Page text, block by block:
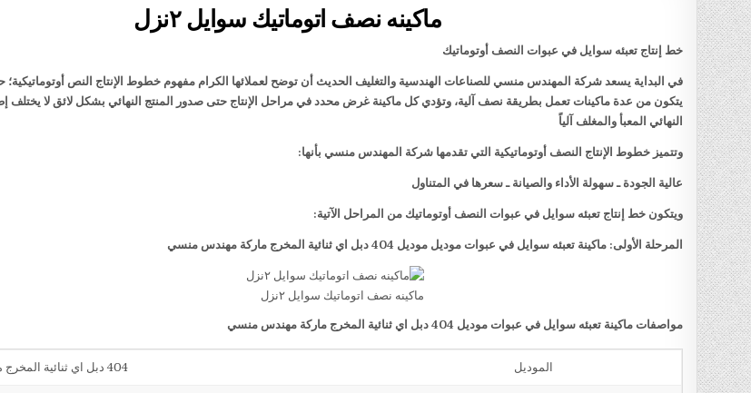
ماكينه نصف اتوماتيك سوايل ٢نزل
خط إنتاج تعبئه سوايل في عبوات النصف أوتوماتيك
في البداية يسعد شركة المهندس منسي للصناعات الهندسية والتغليف الحديث أن توضح لعملائها الكرام مفهوم خطوط الإنتاج النص أوتوماتيكية؛
يتكون من عدة ماكينات تعمل بطريقة نصف آلية، وتؤدي كل ماكينة غرض محدد في مراحل الإنتاج حتى صدور المنتج النهائي بشكل لائق لا يختلف
النهائي المعبأ والمغلف آلياً
وتتميز خطوط الإنتاج النصف أوتوماتيكية التي تقدمها شركة المهندس منسي بأنها:
عالية الجودة ـ سهولة الأداء والصيانة ـ سعرها في المتناول
ويتكون خط إنتاج تعبئه سوايل في عبوات النصف أوتوماتيك من المراحل الآتية:
المرحلة الأولى: ماكينة تعبئه سوايل في عبوات موديل موديل 404 دبل اي ثنائية المخرج ماركة مهندس منسي
ماكينه نصف اتوماتيك سوايل ٢نزل
مواصفات ماكينة تعبئه سوايل في عبوات موديل 404 دبل اي ثنائية المخرج ماركة مهندس منسي
الموديل 404 دبل اي ثنائية المخرج ماركة مهندس منسي